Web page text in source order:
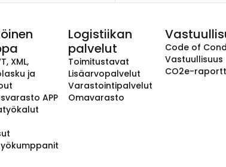
XML,
ja
APP
Logistiikan
palvelut
Toimitustavat
Lisäarvopalvelut
Varastointipalvelut
Omavarasto
Code of
Vastuullisuus
CO2e-